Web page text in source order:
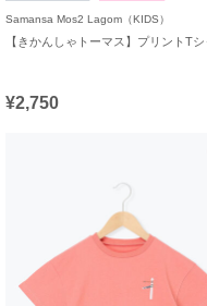
Samansa Mos2 Lagom（KIDS）
【きかんしゃトーマス】プリントTシ
¥2,750